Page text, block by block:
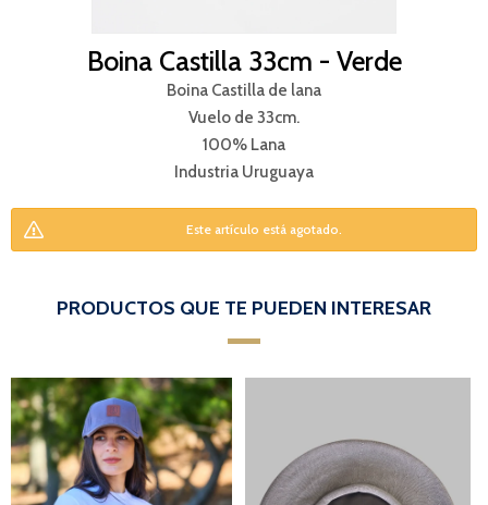
Boina Castilla 33cm - Verde
Boina Castilla de lana
Vuelo de 33cm.
100% Lana
Industria Uruguaya
Este artículo está agotado.
PRODUCTOS QUE TE PUEDEN INTERESAR